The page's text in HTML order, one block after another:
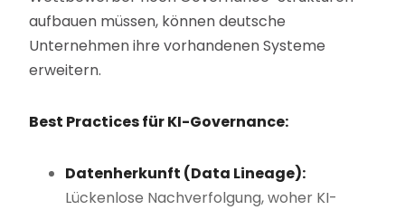
aufbauen müssen, können deutsche
Unternehmen ihre vorhandenen Systeme
erweitern.
Best Practices für KI-Governance:
Datenherkunft (Data Lineage):
Lückenlose Nachverfolgung, woher KI-